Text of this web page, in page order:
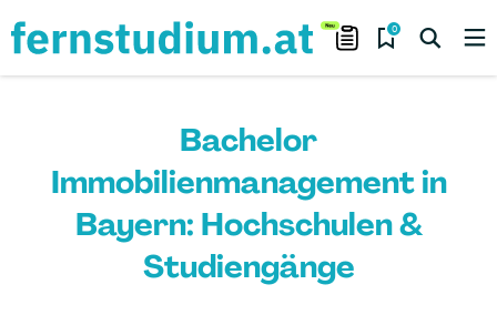
0
Bachelor
Immobilienmanagement in
Bayern: Hochschulen &
Studiengänge